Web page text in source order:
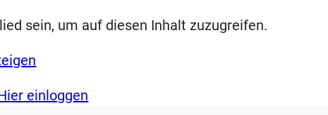
sein, um auf diesen Inhalt zuzugreifen.
einloggen